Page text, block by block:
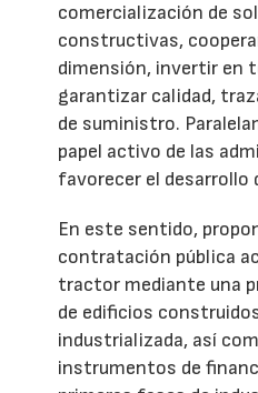
comercialización de
constructivas,
dimensión, invertir en
garantizar calidad,
de suministro.
papel activo de las
favorecer el desarrollo
En este sentido,
contratación pública
tractor mediante una
de edificios
industrializada, así
instrumentos de